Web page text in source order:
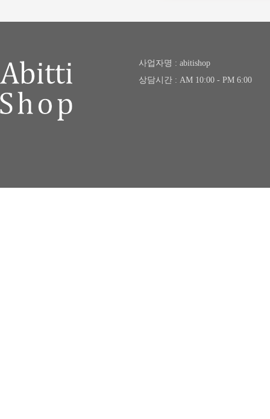
사업자명 : abitishop
상담시간 : AM 10:00 - PM 6:00